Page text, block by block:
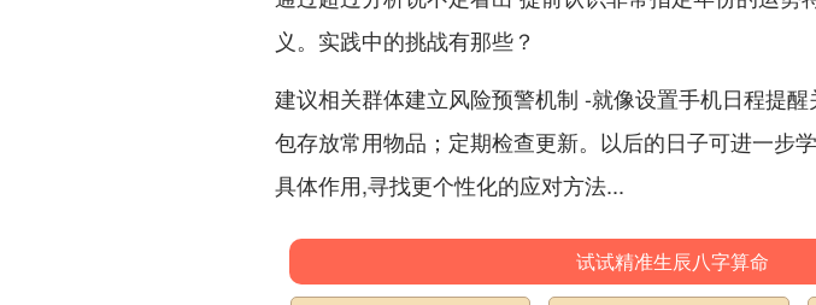
义。实践中的挑战有那些？
建议相关群体建立风险预警机制 -就像设置手机日程提
包存放常用物品；定期检查更新。以后的日子可进一步
具体作用,寻找更个性化的应对方法...
试试精准生辰八字算命